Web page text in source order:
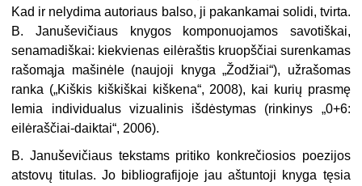
Kad ir nelydima autoriaus balso, ji pakankamai solidi, tvirta.
B. Januševičiaus knygos komponuojamos savotiškai,
senamadiškai: kiekvienas eilėraštis kruopščiai surenkamas
rašomąja mašinėle (naujoji knyga „Žodžiai“), užrašomas
ranka („Kiškis kiškiškai kiškena“, 2008), kai kurių prasmę
lemia individualus vizualinis išdėstymas (rinkinys „0+6:
eilėraščiai-daiktai“, 2006).
B. Januševičiaus tekstams pritiko konkrečiosios poezijos
atstovų titulas. Jo bibliografijoje jau aštuntoji knyga tęsia